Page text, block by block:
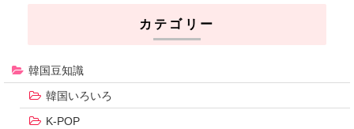
カテゴリー
韓国豆知識
韓国いろいろ
K-POP